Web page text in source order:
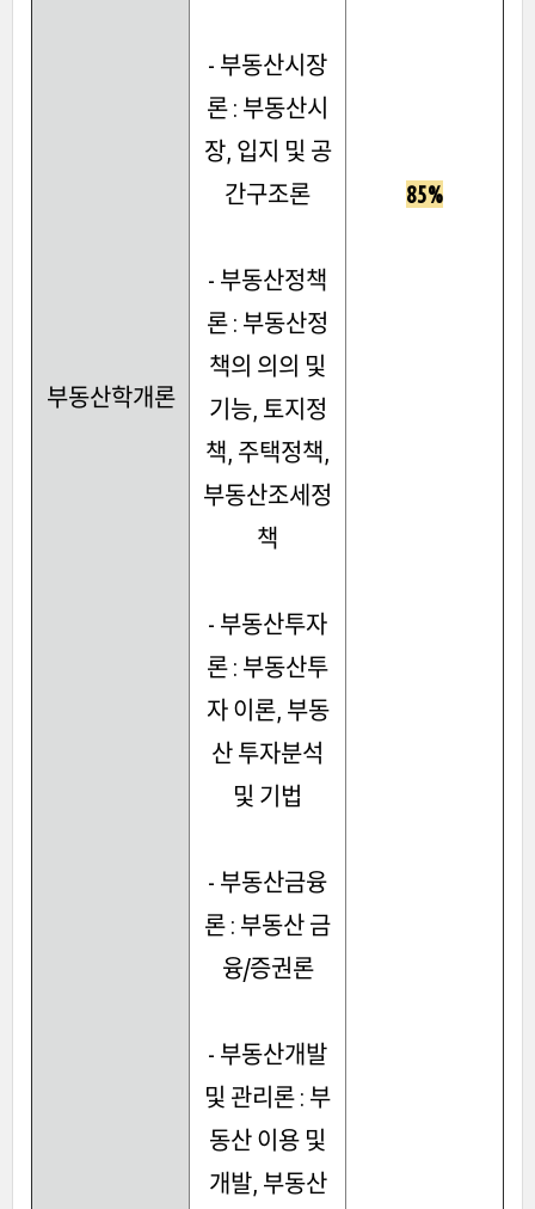
부동산학개론
- 부동산시장
론 : 부동산시
장, 입지 및 공
간구조론
- 부동산정책
론 : 부동산정
책의 의의 및
기능, 토지정
책, 주택정책,
부동산조세정
책
- 부동산투자
론 : 부동산투
자 이론, 부동
산 투자분석
및 기법
- 부동산금융
론 : 부동산 금
융/증권론
- 부동산개발
및 관리론 : 부
동산 이용 및
개발, 부동산
85%